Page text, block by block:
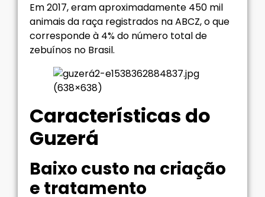
Em 2017, eram aproximadamente 450 mil
animais da raça registrados na ABCZ, o que
corresponde à 4% do número total de
zebuínos no Brasil.
Características do
Guzerá
Baixo custo na criação
e tratamento